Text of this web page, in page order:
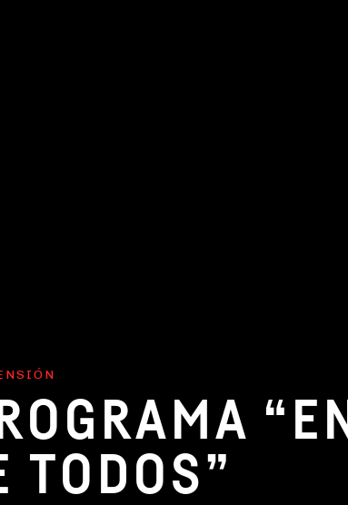
“EN
TODOS”